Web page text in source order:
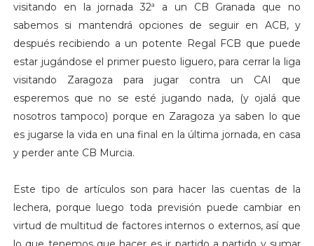
visitando en la jornada 32ª a un CB Granada que no
sabemos si mantendrá opciones de seguir en ACB, y
después recibiendo a un potente Regal FCB que puede
estar jugándose el primer puesto liguero, para cerrar la liga
visitando Zaragoza para jugar contra un CAI que
esperemos que no se esté jugando nada, (y ojalá que
nosotros tampoco) porque en Zaragoza ya saben lo que
es jugarse la vida en una final en la última jornada, en casa
y perder ante CB Murcia.
Este tipo de artículos son para hacer las cuentas de la
lechera, porque luego toda previsión puede cambiar en
virtud de multitud de factores internos o externos, así que